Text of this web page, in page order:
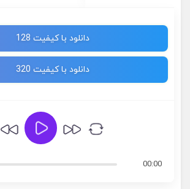
دانلود با کیفیت 128
دانلود با کیفیت 320
00:00